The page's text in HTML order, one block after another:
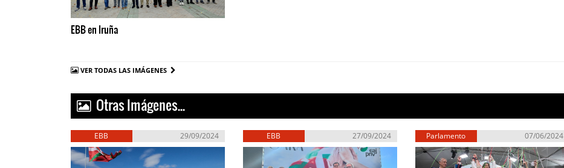
EBB en Iruña
VER TODAS LAS IMÁGENES
Otras Imágenes...
EBB 29/09/2024 EBB 27/09/2024
Parlamento
Europeo
07/06/2024